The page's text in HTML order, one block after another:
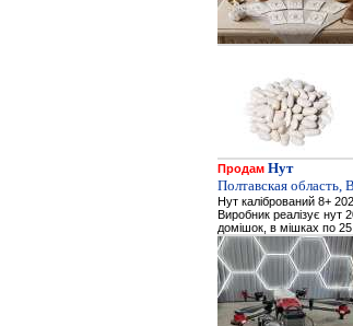
Продам Нут
Полтавская область,
Нут калібрований 8+
Виробник реалізує нут
домішок, в мішках по 25